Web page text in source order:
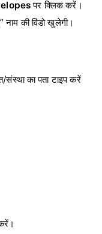
पर क्लिक करें।
की विंडो खुलेगी।
का पता टाइप करें